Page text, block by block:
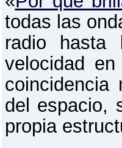
todas las
radio
velocidad
coincidencia
del espacio,
propia